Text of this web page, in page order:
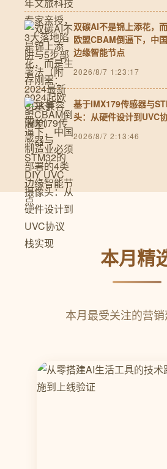
双碳AI不是锦上添花，
欧盟CBAM倒逼下，中
边缘智能节点
2026/8/7 1:23:17
基于IMX179传感器与
头：从硬件设计到UVC
2026/8/7 2:13:46
本月精
本月最受关注的营